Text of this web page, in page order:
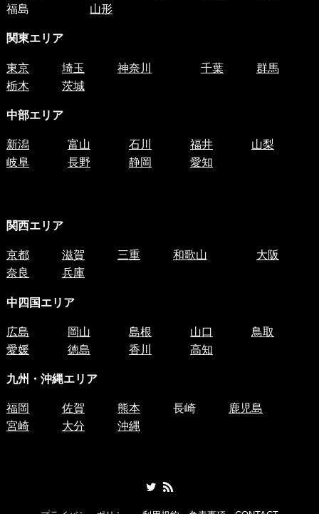
福島
山形
関東エリア
東京 埼玉 神奈川 千葉
群馬
栃木
茨城
中部エリア
新潟 富山 石川 福井
山梨
岐阜
長野 静岡 愛知
関西エリア
京都 滋賀 三重 和歌山
大阪
奈良
兵庫
中四国 エリア
広島 岡山 島根 山口
鳥取
愛媛
徳島 香川 高知
九州・沖縄エリア
福岡 佐賀 熊本 長崎
鹿児島
宮崎
大分 沖縄